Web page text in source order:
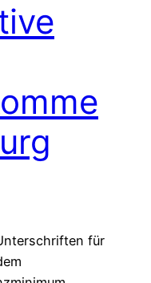
für